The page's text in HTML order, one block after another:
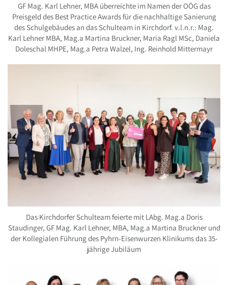
GF Mag. Karl Lehner, MBA überreichte im Namen der OÖG das
Preisgeld des Best Practice Awards für die nachhaltige Sanierung
des Schulgebäudes an das Schulteam in Kirchdorf. v.l.n.r.: Mag.
Karl Lehner MBA, Mag.a Martina Bruckner, Maria Ragl MSc, Daniela
Doleschal MHPE, Mag.a Petra Walzel, Ing. Reinhold Mittermayr
Das Kirchdorfer Schulteam feierte mit LAbg. Mag.a Doris
Staudinger, GF Mag. Karl Lehner, MBA, Mag.a Martina Bruckner und
der Kollegialen Führung des Pyhrn-Eisenwurzen Klinikums das 35-
jährige Jubiläum